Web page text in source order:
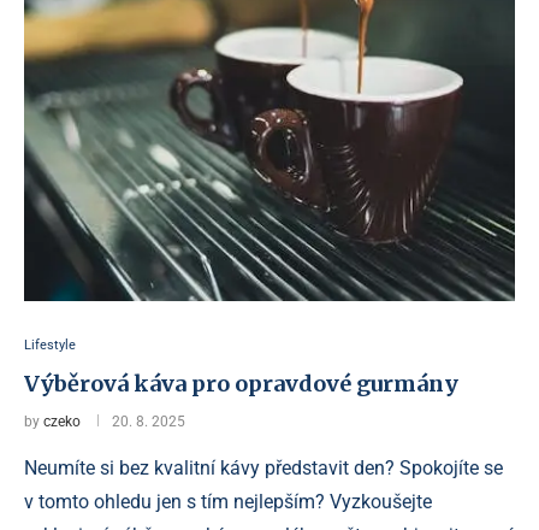
Lifestyle
Výběrová káva pro opravdové gurmány
by czeko 20. 8. 2025
Neumíte si bez kvalitní kávy představit den? Spokojíte se
v tomto ohledu jen s tím nejlepším? Vyzkoušejte